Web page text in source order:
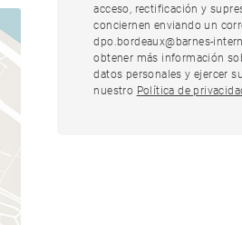
acceso, rectificación y
conciernen enviando un
dpo.bordeaux@barnes-
obtener más información
datos personales y ejercer
nuestro Política de